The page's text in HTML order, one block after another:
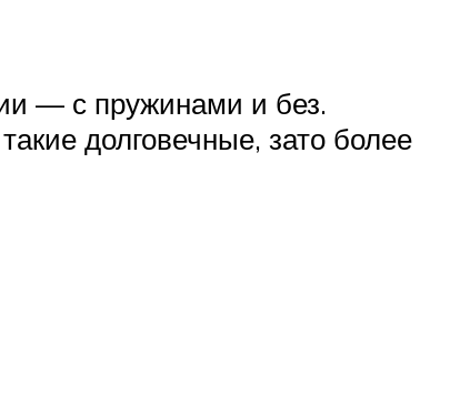
— с пружинами и без.
долговечные, зато более